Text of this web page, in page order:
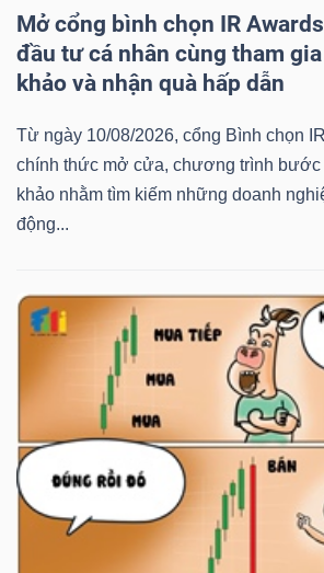
Mở cổng bình chọn IR
đầu tư cá nhân cùng tham
khảo và nhận quà hấp dẫn
Từ ngày 10/08/2026, cổng Bình chọn
chính thức mở cửa, chương trình bước
khảo nhằm tìm kiếm những doanh
động...